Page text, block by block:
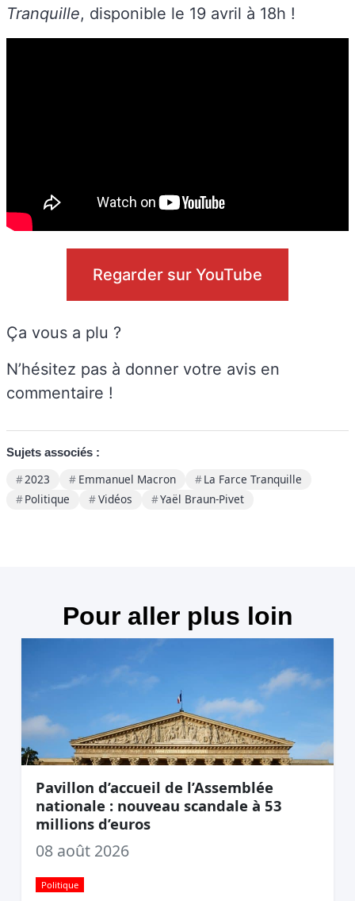
Tranquille, disponible le 19 avril à 18h !
Regarder sur YouTube
Ça vous a plu ?
N’hésitez pas à donner votre avis en
commentaire !
Sujets associés :
2023 Emmanuel Macron
La Farce Tranquille
Politique
Vidéos Yaël Braun-Pivet
Pour aller plus loin
Pavillon d’accueil de l’Assemblée
nationale : nouveau scandale à 53
millions d’euros
08 août 2026
Politique